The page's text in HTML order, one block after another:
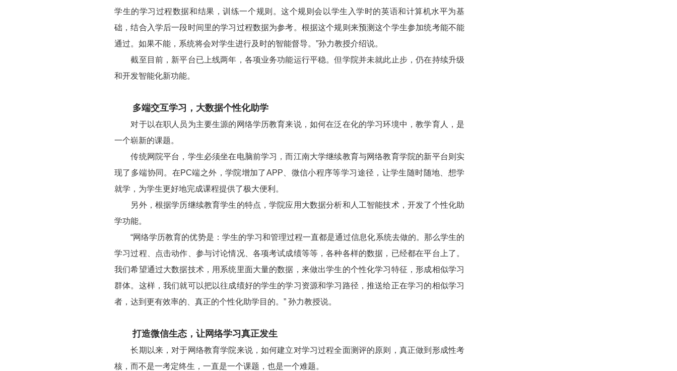
学生的学习过程数据和结果，训练一个规则。这个规则会以学生入学时的英语和计算机水平为基
础，结合入学后一段时间里的学习过程数据为参考。根据这个规则来预测这个学生参加统考能不能
通过。如果不能，系统将会对学生进行及时的智能督导。”孙力教授介绍说。
截至目前，新平台已上线两年，各项业务功能运行平稳。但学院并未就此止步，仍在持续升级
和开发智能化新功能。
多端交互学习，大数据个性化助学
对于以在职人员为主要生源的网络学历教育来说，如何在泛在化的学习环境中，教学育人，是
一个崭新的课题。
传统网院平台，学生必须坐在电脑前学习，而江南大学继续教育与网络教育学院的新平台则实
现了多端协同。在PC端之外，学院增加了APP、微信小程序等学习途径，让学生随时随地、想学
就学，为学生更好地完成课程提供了极大便利。
另外，根据学历继续教育学生的特点，学院应用大数据分析和人工智能技术，开发了个性化助
学功能。
“网络学历教育的优势是：学生的学习和管理过程一直都是通过信息化系统去做的。那么学生的
学习过程、点击动作、参与讨论情况、各项考试成绩等等，各种各样的数据，已经都在平台上了。
我们希望通过大数据技术，用系统里面大量的数据，来做出学生的个性化学习特征，形成相似学习
群体。这样，我们就可以把以往成绩好的学生的学习资源和学习路径，推送给正在学习的相似学习
者，达到更有效率的、真正的个性化助学目的。” 孙力教授说。
打造微信生态，让网络学习真正发生
长期以来，对于网络教育学院来说，如何建立对学习过程全面测评的原则，真正做到形成性考
核，而不是一考定终生，一直是一个课题，也是一个难题。